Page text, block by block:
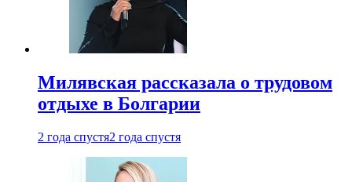
Милявская рассказала о трудовом
отдыхе в Болгарии
2 года спустя2 года спустя